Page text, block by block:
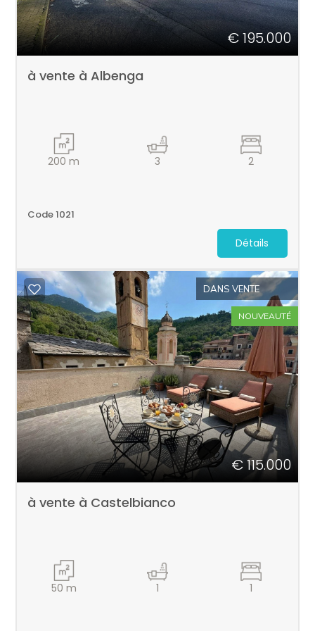
€ 195.000
à vente à Albenga
200 m 3 2
Code 1021
Détails
DANS VENTE
NOUVEAUTÉ
€ 115.000
à vente à Castelbianco
50 m 1 1
multiple
Place de stationnement/Garage
Ascenseur
Meublé
Luxe